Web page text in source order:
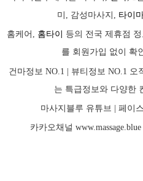
미, 감성마사지, 타이
홈케어, 홈타이
등의 전국 제휴점
를 회원가입 없이 확
건마정보 NO.1 | 뷰티정보 NO.1
는 특급정보와 다양한
마사지블루 유튜브 | 페이
카카오채널 www.massage.blue